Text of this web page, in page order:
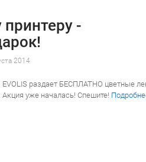
-
2014
EVOLIS раздает БЕСПЛАТНО цветные
Акция уже началась! Спешите!